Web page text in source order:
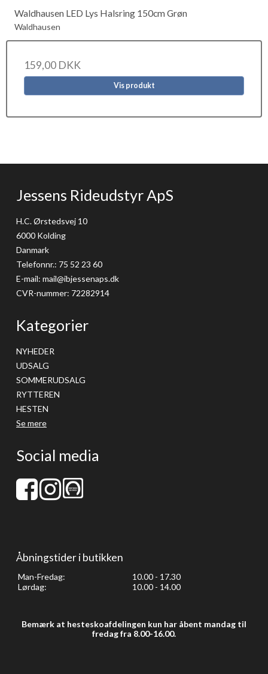
Waldhausen LED Lys Halsring 150cm Grøn
Waldhausen
159,00 DKK
Vis produkt
Jessens Rideudstyr ApS
H.C. Ørstedsvej 10
6000 Kolding
Danmark
Telefonnr.: 75 52 23 60
E-mail: mail@ibjessenaps.dk
CVR-nummer: 72282914
Kategorier
NYHEDER
UDSALG
SOMMERUDSALG
RYTTEREN
HESTEN
Se mere
Social media
Åbningstider i butikken
Man-Fredag:
10.00 - 17.30
Lørdag:
10.00 - 14.00
Bemærk at hesteskoafdelingen kun har åbent mandag til
fredag fra 8.00-16.00.